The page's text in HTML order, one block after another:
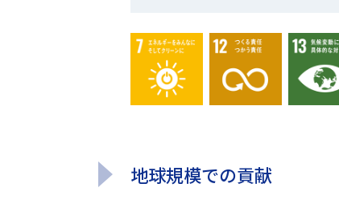
地球規模での貢献